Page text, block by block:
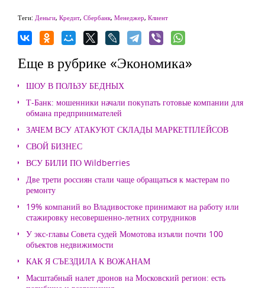
Теги: Деньги, Кредит, Сбербанк, Менеджер, Клиент
Еще в рубрике «Экономика»
ШОУ В ПОЛЬЗУ БЕДНЫХ
Т-Банк: мошенники начали покупать готовые компании для
обмана предпринимателей
ЗАЧЕМ ВСУ АТАКУЮТ СКЛАДЫ МАРКЕТПЛЕЙСОВ
СВОЙ БИЗНЕС
ВСУ БИЛИ ПО Wildberries
Две трети россиян стали чаще обращаться к мастерам по
ремонту
19% компаний во Владивостоке принимают на работу или
стажировку несовершенно-летних сотрудников
У экс-главы Совета судей Момотова изъяли почти 100
объектов недвижимости
КАК Я СЪЕЗДИЛА К ВОЖАНАМ
Масштабный налет дронов на Московский регион: есть